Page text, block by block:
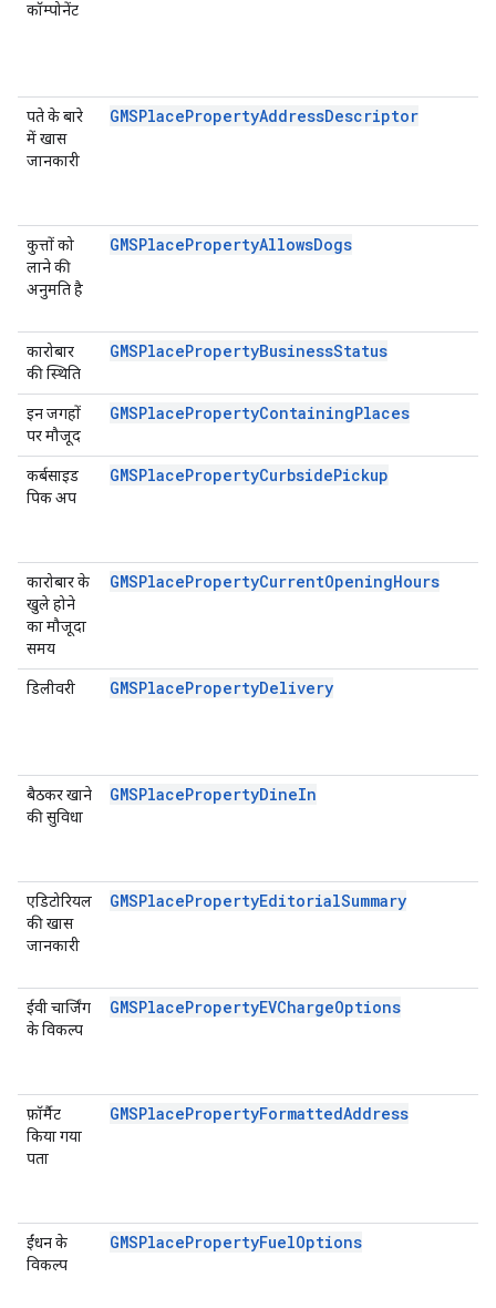
कॉम्पोनेंट
पते के बारे
में खास
जानकारी
GMSPlacePropertyAddressDescriptor
कुत्तों को
लाने की
अनुमति है
GMSPlacePropertyAllowsDogs
कारोबार
की स्थिति
GMSPlacePropertyBusinessStatus
इन जगहों
पर मौजूद
GMSPlacePropertyContainingPlaces
कर्बसाइड
पिक अप
GMSPlacePropertyCurbsidePickup
कारोबार के
खुले होने
का मौजूदा
समय
GMSPlacePropertyCurrentOpeningHours
डिलीवरी GMSPlacePropertyDelivery
बैठकर खाने
की सुविधा
GMSPlacePropertyDineIn
एडिटोरियल
की खास
जानकारी
GMSPlacePropertyEditorialSummary
ईवी चार्जिंग
के विकल्प
GMSPlacePropertyEVChargeOptions
फ़ॉर्मैट
किया गया
पता
GMSPlacePropertyFormattedAddress
ईंधन के
विकल्प
GMSPlacePropertyFuelOptions